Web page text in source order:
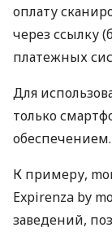
оплату
через ссылку
платежных
Для
только
обеспечением.
К примеру,
Expirenza by
заведений,